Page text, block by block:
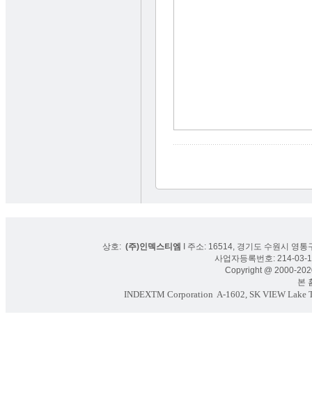
상호: (주)인덱스티엠
I 주소: 16514, 경기도 수원시 영
사업자등록번호: 214-
Copyright @ 2000-
본 홈
INDEXTM Corporation A-1602, SK VIEW Lake